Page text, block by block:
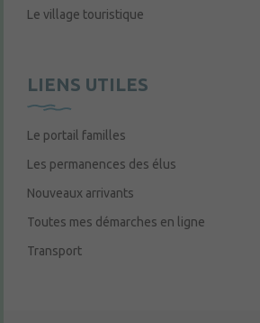
Le village touristique
LIENS UTILES
Le portail familles
Les permanences des élus
Nouveaux arrivants
Toutes mes démarches en ligne
Transport